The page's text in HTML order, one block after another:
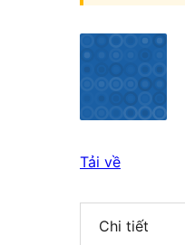
Tải về
Chi tiết